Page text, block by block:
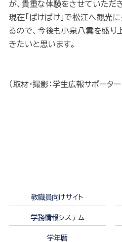
が、貴重な体験をさせていただき
現在「ばけばけ」で松江へ観光
るので、今後も小泉八雲を盛り
きたいと思います。
（取材・撮影：学生広報サポータ
教職員向けサイト
学務情報システム
学年暦